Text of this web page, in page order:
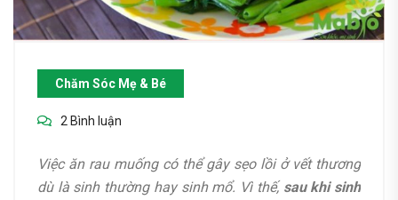
Chăm Sóc Mẹ & Bé
2 Bình luận
Việc ăn rau muống có thể gây sẹo lồi ở vết thương
dù là sinh thường hay sinh mổ. Vì thế, sau khi sinh